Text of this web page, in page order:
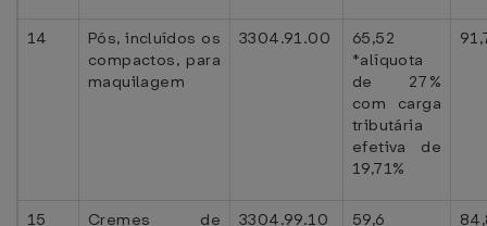
14
Pós, incluídos os
compactos, para
maquilagem
3304.91.00
65,52
*alíquota
de 27%
com carga
tributária
efetiva de
19,71%
15
Cremes de
3304.99.10
59,6